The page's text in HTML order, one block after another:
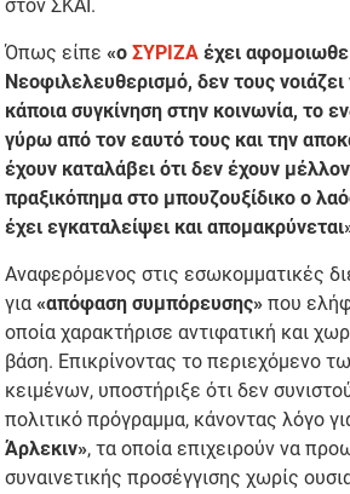
στον ΣΚΑΙ.
Όπως είπε«οΣΥΡΙΖΑ έχει
Νεοφιλελευθερισμό, δεν τους
κάποια συγκίνηση στην κοινωνία, το
γύρω από τον εαυτό τους και την
έχουν καταλάβει ότι δεν έχουν
πραξικόπημα στο μπουζουξίδικο ο
έχει εγκαταλείψει και
Αναφερόμενος στις εσωκομματικές
για«απόφαση συμπόρευσης» που
οποία χαρακτήρισε αντιφατική και
βάση. Επικρίνοντας το περιεχόμενο
κειμένων, υποστήριξε ότι δεν
πολιτικό πρόγραμμα, κάνοντας λόγο
Άρλεκιν», τα οποία επιχειρούν να
συναινετικής προσέγγισης χωρίς